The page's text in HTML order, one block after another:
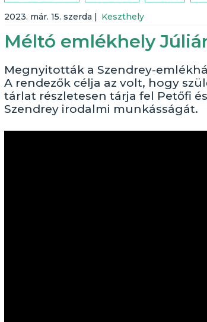
2023. már. 15. szerda | Keszthely
Méltó emlékhely
Megnyitották a Szendrey-
A rendezők célja az volt, hogy
tárlat részletesen tárja fel Petőfi
Szendrey irodalmi munkásságát.